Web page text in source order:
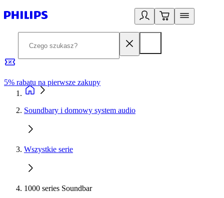
5% rabatu na pierwsze zakupy
Soundbary i domowy system audio
Wszystkie serie
1000 series Soundbar